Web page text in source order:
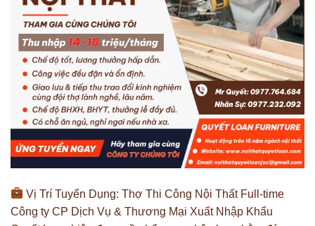
Vị Trí Tuyển Dụng: Thợ Thi Công Nội Thất Full-time
Công ty CP Dịch Vụ & Thương Mại Xuất Nhập Khẩu